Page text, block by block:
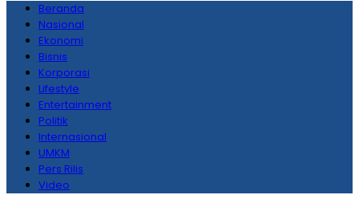
Beranda
Nasional
Ekonomi
Bisnis
Korporasi
Lifestyle
Entertainment
Politik
Internasional
UMKM
Pers Rilis
Video